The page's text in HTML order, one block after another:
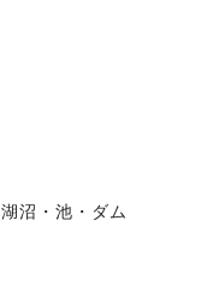
沼・池・ダム